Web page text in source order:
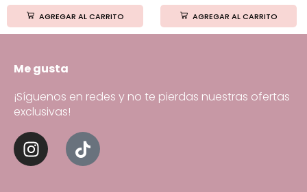
AGREGAR AL CARRITO AGREGAR AL CARRITO
Me gusta
¡Síguenos en redes y no te pierdas nuestras ofertas
exclusivas!